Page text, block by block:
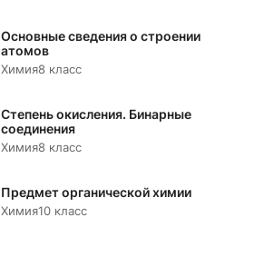
Основные сведения о строении
атомов
Химия8 класс
Степень окисления. Бинарные
соединения
Химия8 класс
Предмет органической химии
Химия10 класс